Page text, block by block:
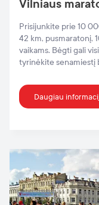
Prisijunkite prie 10
42 km, pusmaratonį,
vaikams. Bėgti gali
tyrinėkite senamiestį
Daugiau